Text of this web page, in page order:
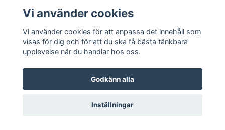
© Copyright 2026 Hemlängtan
Vi använder cookies
Vi använder cookies för att anpassa det innehåll som
visas för dig och för att du ska få bästa tänkbara
upplevelse när du handlar hos oss.
Godkänn alla
Inställningar